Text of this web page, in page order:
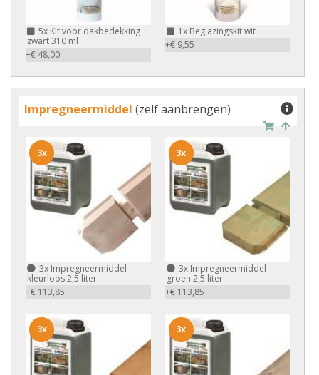
5x Kit voor dakbedekking
zwart 310 ml
+€ 48,00
1xBeglazingskit wit
+€ 9,55
Impregneermiddel (zelf aanbrengen)
3x Impregneermiddel
kleurloos 2,5 liter
+€ 113,85
3x
3xImpregneermiddel
groen 2,5 liter
+€ 113,85
3x
3x 3x